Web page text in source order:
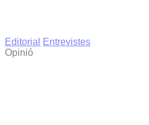
Editorial
Entrevistes
Opinió